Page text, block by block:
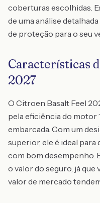
coberturas escolhidas.
de uma análise
de proteção para o seu
Características
2027
O Citroen Basalt Feel
pela eficiência do motor
embarcada. Com um
superior, ele é ideal
com bom desempenho.
o valor do seguro, já
valor de mercado